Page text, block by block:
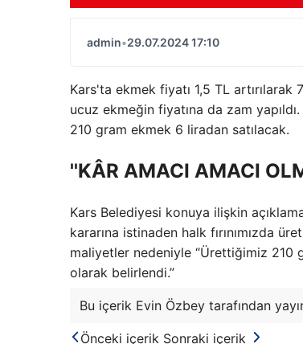
admin•29.07.2024 17:10
Kars'ta ekmek fiyatı 1,5 TL
ucuz ekmeğin fiyatına da zam
210 gram ekmek 6 liradan satılacak.
''KÂR AMACI AMACI
Kars Belediyesi konuya ilişkin
kararına istinaden halk fırınımızda
maliyetler nedeniyle “Ürettiğimiz 210
olarak belirlendi.”
Bu içerik Evin Özbey tarafından
Önceki içerik Sonraki içerik